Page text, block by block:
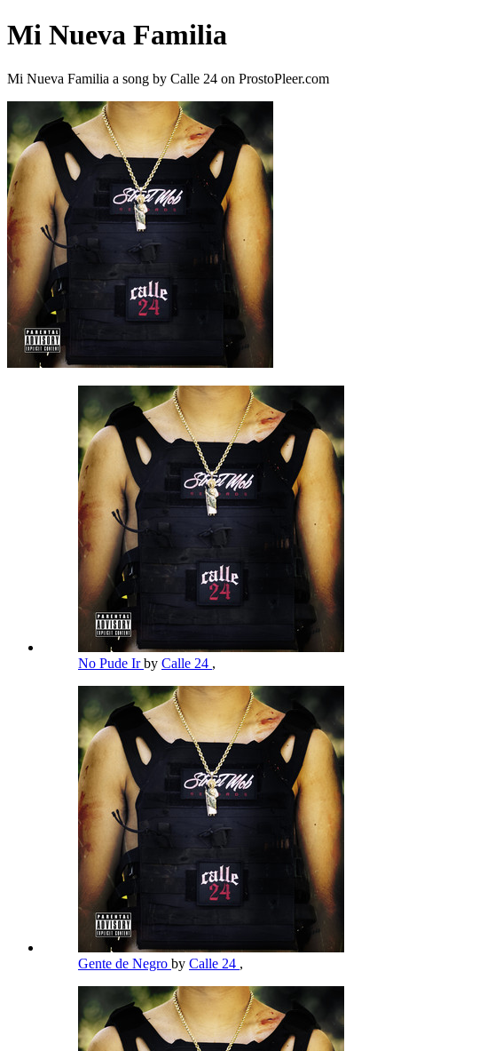
Mi Nueva Familia
Mi Nueva Familia a song by Calle 24 on ProstoPleer.com
No Pude Irby Calle 24 ,
Gente de Negro by Calle 24 ,